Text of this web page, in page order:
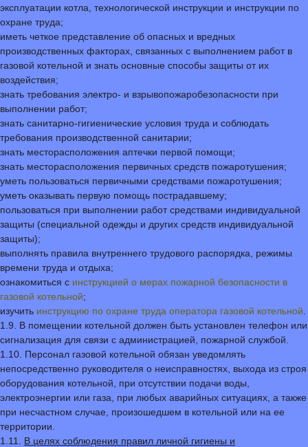
эксплуатации котла, технологической инструкции и инструкции по
охране труда;
иметь четкое представление об опасных и вредных
производственных факторах, связанных с выполнением работ в
газовой котельной и знать основные способы защиты от их
воздействия;
знать требования электро- и взрывопожаробезопасности при
выполнении работ;
знать санитарно-гигиенические условия труда и соблюдать
требования производственной санитарии;
знать месторасположения аптечки первой помощи;
знать месторасположения первичных средств пожаротушения;
уметь пользоваться первичными средствами пожаротушения;
уметь оказывать первую помощь пострадавшему;
пользоваться при выполнении работ средствами индивидуальной
защиты (специальной одежды и других средств индивидуальной
защиты);
выполнять правила внутреннего трудового распорядка, режимы
времени труда и отдыха;
ознакомиться с инструкцией о мерах пожарной безопасности в
газовой котельной;
изучить инструкцию по охране труда оператора газовой котельной
1.9. В помещении котельной должен быть установлен телефон или
сигнализация для связи с администрацией, пожарной службой.
1.10. Персонал газовой котельной обязан уведомлять
непосредственно руководителя о неисправностях, выхода из строя
оборудования котельной, при отсутствии подачи воды,
электроэнергии или газа, при любых аварийных ситуациях, а также
при несчастном случае, произошедшем в котельной или на ее
территории.
1.11. В целях соблюдения правил личной гигиены и